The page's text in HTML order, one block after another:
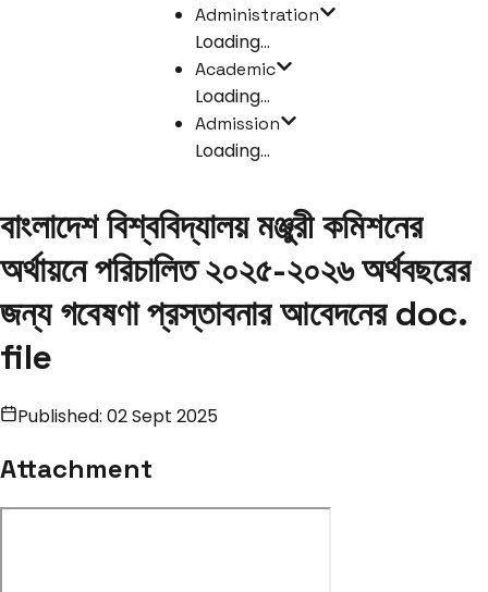
Administration
Loading...
Academic
Loading...
Admission
Loading...
বাংলাদেশ বিশ্ববিদ্যালয় মঞ্জুরী কমিশনের
অর্থায়নে পরিচালিত ২০২৫-২০২৬ অর্থবছরের
জন্য গবেষণা প্রস্তাবনার আবেদনের doc.
file
Published: 02 Sept 2025
Attachment